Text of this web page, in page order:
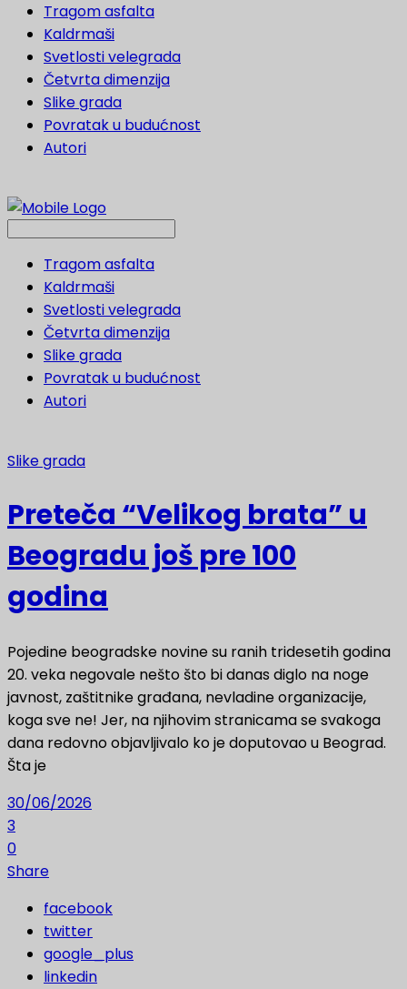
Tragom asfalta
Kaldrmaši
Svetlosti velegrada
Četvrta dimenzija
Slike grada
Povratak u budućnost
Autori
Tragom asfalta
Kaldrmaši
Svetlosti velegrada
Četvrta dimenzija
Slike grada
Povratak u budućnost
Autori
Slike grada
Preteča “Velikog brata” u
Beogradu još pre 100
godina
Pojedine beogradske novine su ranih tridesetih godina
20. veka negovale nešto što bi danas diglo na noge
javnost, zaštitnike građana, nevladine organizacije,
koga sve ne! Jer, na njihovim stranicama se svakoga
dana redovno objavljivalo ko je doputovao u Beograd.
Šta je
30/06/2026
3
0
Share
facebook
twitter
google_plus
linkedin